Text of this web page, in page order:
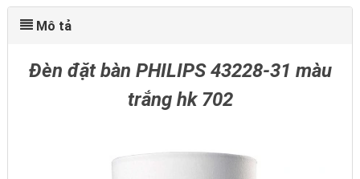
Mô tả
Đèn đặt bàn PHILIPS 43228-31 màu
trắng hk 702